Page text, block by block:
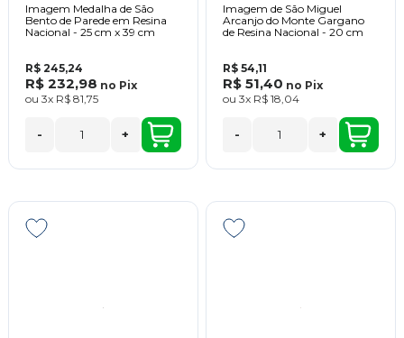
Imagem Medalha de São
Bento de Parede em Resina
Nacional - 25 cm x 39 cm
R$ 245,24
R$ 232,98 no Pix
ou 3x R$ 81,75
- +
Imagem de São Miguel
Arcanjo do Monte Gargano
de Resina Nacional - 20 cm
R$ 54,11
R$ 51,40 no Pix
ou 3x R$ 18,04
- +